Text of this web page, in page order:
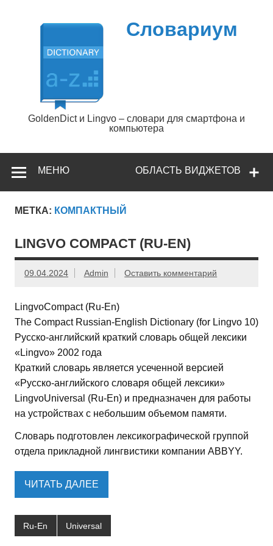
содержимому
Словариум
GoldenDict и Lingvo – словари для смартфона и
компьютера
ОБЛАСТЬ ВИДЖЕТОВ
МЕНЮ
МЕТКА: КОМПАКТНЫЙ
LINGVO COMPACT (RU-EN)
09.04.2024 Admin Оставить комментарий
LingvoCompact (Ru-En)
The Compact Russian-English Dictionary (for Lingvo 10)
Русско-английский краткий словарь общей лексики
«Lingvo» 2002 года
Краткий словарь является усеченной версией
«Русско-английского словаря общей лексики»
LingvoUniversal (Ru-En) и предназначен для работы
на устройствах с небольшим объемом памяти.
Словарь подготовлен лексикографической группой
отдела прикладной лингвистики компании ABBYY.
ЧИТАТЬ ДАЛЕЕ
Ru-En Universal